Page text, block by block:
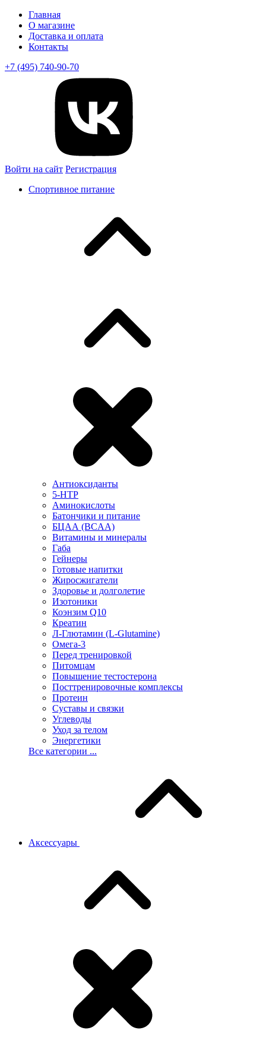
Главная
О магазине
Доставка и оплата
Контакты
+7 (495) 740-90-70
Войти на сайт Регистрация
Спортивное питание
Антиоксиданты
5-HTP
Аминокислоты
Батончики и питание
БЦАА (BCAA)
Витамины и минералы
Габа
Гейнеры
Готовые напитки
Жиросжигатели
Здоровье и долголетие
Изотоники
Коэнзим Q10
Креатин
Л-Глютамин (L-Glutamine)
Омега-3
Перед тренировкой
Питомцам
Повышение тестостерона
Посттренировочные комплексы
Протеин
Суставы и связки
Углеводы
Уход за телом
Энергетики
Все категории ...
Аксессуары